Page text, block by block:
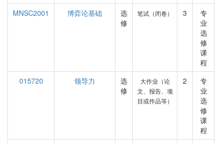
MNSC2001
博弈论基础
选
修
笔试（闭卷） 3
专
业
选
修
课
程
015720
领导力
选
修
大作业（论
文、报告、项
目或作品等）
2
专
业
选
修
课
程